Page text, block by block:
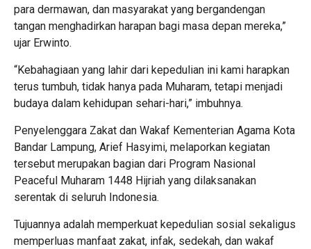
para dermawan, dan masyarakat yang bergandengan
tangan menghadirkan harapan bagi masa depan mereka,”
ujar Erwinto.
“Kebahagiaan yang lahir dari kepedulian ini kami harapkan
terus tumbuh, tidak hanya pada Muharam, tetapi menjadi
budaya dalam kehidupan sehari-hari,” imbuhnya.
Penyelenggara Zakat dan Wakaf Kementerian Agama Kota
Bandar Lampung, Arief Hasyimi, melaporkan kegiatan
tersebut merupakan bagian dari Program Nasional
Peaceful Muharam 1448 Hijriah yang dilaksanakan
serentak di seluruh Indonesia.
Tujuannya adalah memperkuat kepedulian sosial sekaligus
memperluas manfaat zakat, infak, sedekah, dan wakaf